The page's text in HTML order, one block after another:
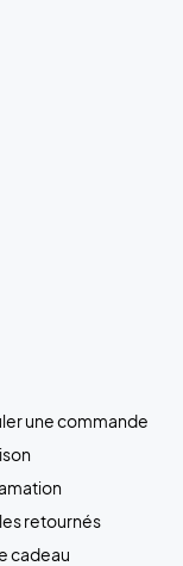
une commande
retournés
cadeau